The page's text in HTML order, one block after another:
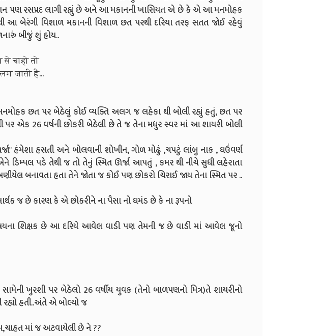
પણ રસપ્રદ લાગી રહ્યું છે અને આ મકાનની ખાસિયત એ છે કે એ આ મનમોહક
આ બેરંગી વિશાળ મકાનની વિશાળ છત પરથી દરિયા તરફ સતત જોઈ રહેવું
બીજું શું હોય..
चाहो तो
जाती है...
છત પર બેઠેલું કોઈ વ્યક્તિ અલગ જ લહેકા થી બોલી રહ્યું હતું, છત પર
એક 26 વર્ષની છોકરી બેઠેલી છે તે જ તેના મધુર સ્વર માં આ શાયરી બોલી
હંમેશા હસતી અને બોલવાની શોખીન, ગોળ મોઢું ,ચપટું લાંબુ નાક , ઘઉંવર્ણ
ડિમ્પલ પડે તેથી જ તો તેનું સ્મિત ઊર્જા આપતું , કમર થી નીચે સુધી લહેરાતા
બનાવતા હતા તેને જોતા જ કોઈ પણ છોકરો ચિરાઈ જાય તેના સ્મિત પર ..
જ છે કારણ કે એ છોકરીને ના પૈસા નો ઘમંડ છે કે ના રૂપનો
શિક્ષક છે આ દરિયે આવેલ વાડી પણ તેમની જ છે વાડી માં આવેલ જૂનો
ખુરશી પર બેઠેલો 26 વર્ષીય યુવક (તેનો બાળપણનો મિત્ર)તે શાયરીનો
રહ્યો હતી..અંતે એ બોલ્યો જ
માં જ અટવાયેલી છે ને ??